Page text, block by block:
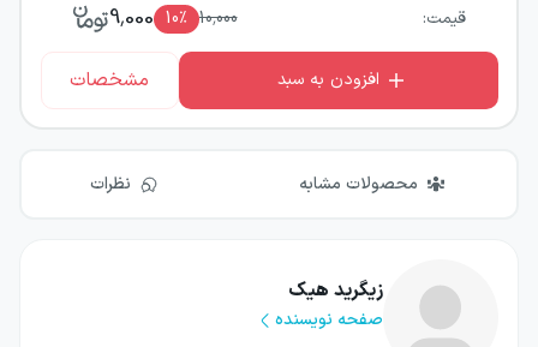
قیمت: 10,000
10٪ 9,000
افزودن به سبد مشخصات
محصولات مشابه نظرات
زیگرید هیک
صفحه نویسنده